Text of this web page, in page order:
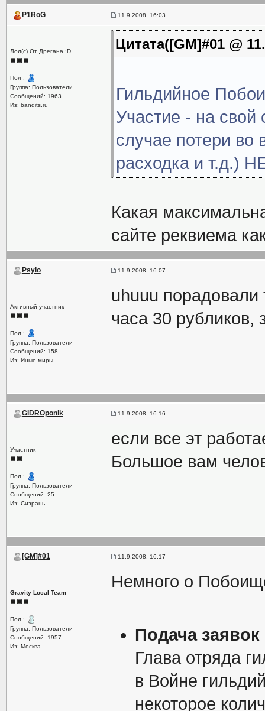
P1RoG 11.9.2008, 16:03
Лол(с) От Дрегана :D
Пол :
Группа: Пользователи
Сообщений: 1963
Из: bandits.ru
Цитата([GM]#01 @
Гильдийное
Участие - на свой
случае потери
расходка и т.д.)
Какая
сайте реквиема
Psylo 11.9.2008, 16:07
Активный участник
Пол :
Группа: Пользователи
Сообщений: 158
Из: Иные миры
uhuuu порадовали
часа 30 рубликов,
GIDROponik 11.9.2008, 16:16
Участник
Пол :
Группа: Пользователи
Сообщений: 25
Из: Сизрань
если все эт
Большое вам
[GM]#01 11.9.2008, 16:17
Gravity Local Team
Пол :
Группа: Пользователи
Сообщений: 1957
Из: Москва
Немного о
Подача
Глава отряда
в Войне
некоторое